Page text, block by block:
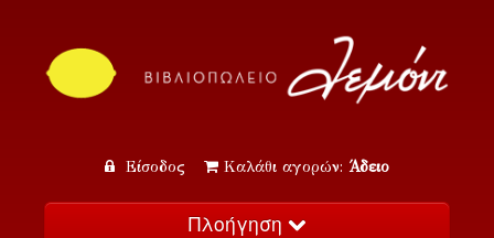
Είσοδος Καλάθι αγορών: Άδειο
Πλοήγηση